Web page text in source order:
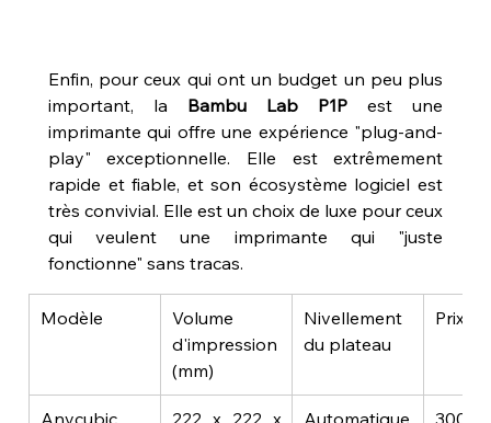
Enfin, pour ceux qui ont un budget un peu plus
important, la Bambu Lab P1P est une
imprimante qui offre une expérience "plug-and-
play" exceptionnelle. Elle est extrêmement
rapide et fiable, et son écosystème logiciel est
très convivial. Elle est un choix de luxe pour ceux
qui veulent une imprimante qui "juste
fonctionne" sans tracas.
Modèle
Volume
d'impression
(mm)
Nivellement
du plateau
Prix